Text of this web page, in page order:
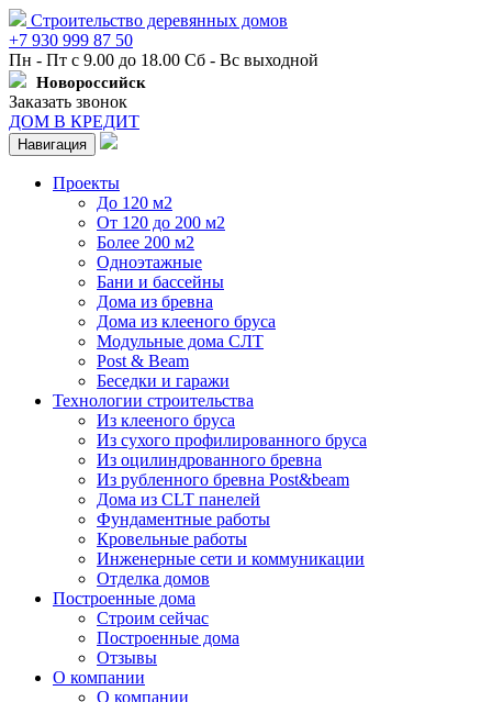
Строительство деревянных домов
+7 930 999 87 50
Пн - Пт с 9.00 до 18.00 Сб - Вс выходной
Новороссийск
Заказать звонок
ДОМ В КРЕДИТ
Навигация
Проекты
До 120 м2
От 120 до 200 м2
Более 200 м2
Одноэтажные
Бани и бассейны
Дома из бревна
Дома из клееного бруса
Модульные дома СЛТ
Post & Beam
Беседки и гаражи
Технологии строительства
Из клееного бруса
Из сухого профилированного бруса
Из оцилиндрованного бревна
Из рубленного бревна Post&beam
Дома из CLT панелей
Фундаментные работы
Кровельные работы
Инженерные сети и коммуникации
Отделка домов
Построенные дома
Строим сейчас
Построенные дома
Отзывы
О компании
О компании